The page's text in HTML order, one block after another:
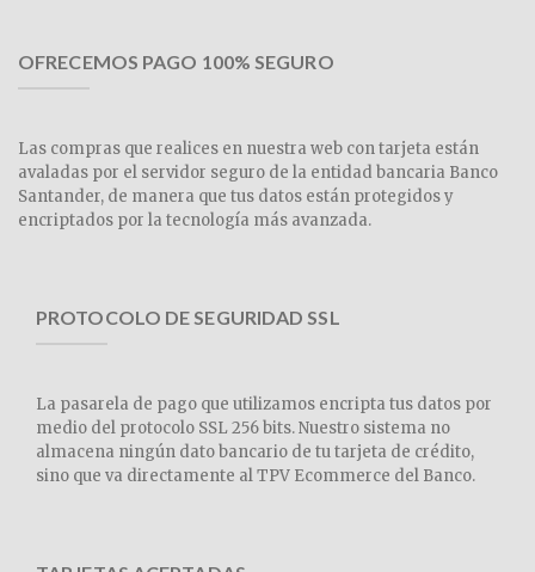
OFRECEMOS PAGO 100% SEGURO
Las compras que realices en nuestra web con tarjeta están
avaladas por el servidor seguro de la entidad bancaria Banco
Santander, de manera que tus datos están protegidos y
encriptados por la tecnología más avanzada.
PROTOCOLO DE SEGURIDAD SSL
La pasarela de pago que utilizamos encripta tus datos por
medio del protocolo SSL 256 bits. Nuestro sistema no
almacena ningún dato bancario de tu tarjeta de crédito,
sino que va directamente al TPV Ecommerce del Banco.